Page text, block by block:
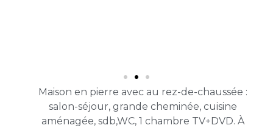
Maison en pierre avec au rez-de-chaussée :
salon-séjour, grande cheminée, cuisine
aménagée, sdb,WC, 1 chambre TV+DVD. À